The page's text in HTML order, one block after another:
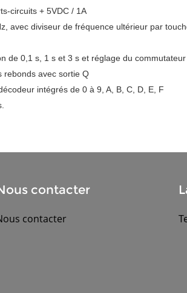
circuits + 5VDC / 1A
avec diviseur de fréquence ultérieur par
de 0,1 s, 1 s et 3 s et réglage du
rebonds avec sortie Q
intégrés de 0 à 9, A, B, C, D, E, F
contacter
contacter